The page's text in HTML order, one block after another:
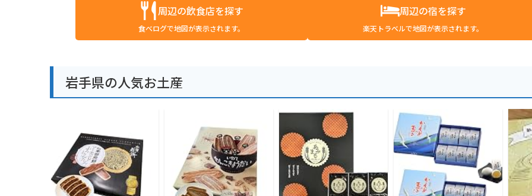
周辺の飲食店を探す
食べログで地図が表示されます。
周辺の宿を探す
楽天トラベルで地図が表示されます。
岩手県の人気お土産